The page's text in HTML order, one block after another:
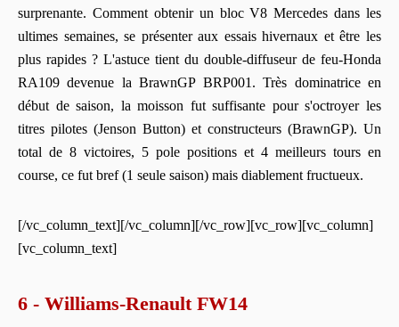
surprenante. Comment obtenir un bloc V8 Mercedes dans les
ultimes semaines, se présenter aux essais hivernaux et être les
plus rapides ? L'astuce tient du double-diffuseur de feu-Honda
RA109 devenue la BrawnGP BRP001. Très dominatrice en
début de saison, la moisson fut suffisante pour s'octroyer les
titres pilotes (Jenson Button) et constructeurs (BrawnGP). Un
total de 8 victoires, 5 pole positions et 4 meilleurs tours en
course, ce fut bref (1 seule saison) mais diablement fructueux.
[/vc_column_text][/vc_column][/vc_row][vc_row][vc_column]
[vc_column_text]
6 - Williams-Renault FW14